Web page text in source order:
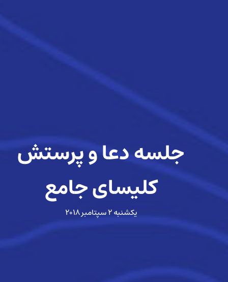
جلسه دعا و پرستش
کلیسای جامع
یکشنبه ۲ سپتامبر ۲۰۱۸